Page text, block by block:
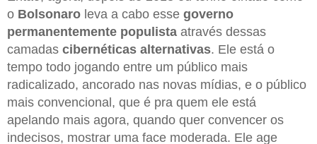
o Bolsonaro leva a cabo esse governo
permanentemente populista através dessas
camadas cibernéticas alternativas. Ele está o
tempo todo jogando entre um público mais
radicalizado, ancorado nas novas mídias, e o público
mais convencional, que é pra quem ele está
apelando mais agora, quando quer convencer os
indecisos, mostrar uma face moderada. Ele age